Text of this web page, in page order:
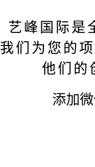
艺峰国际是
我们为您的
他们的
添加